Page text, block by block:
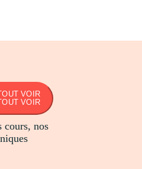
VOIR
VOIR
cours, nos